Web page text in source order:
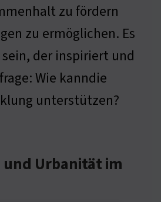
zu fördern
zu ermöglichen. Es
der inspiriert und
Wie kanndie
unterstützen?
Urbanität im